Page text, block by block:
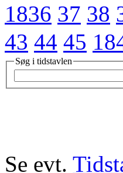
1836 37 38
43 44 45
Søg i tidstavlen
Se evt.